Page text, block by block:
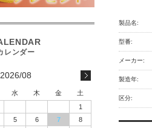
製品名:
型番:
メーカー:
製造年:
区分:
2026/08
水 木 金
土
1
5 6 7
8